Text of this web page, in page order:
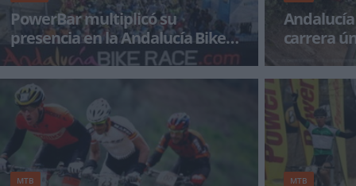
PowerBar multiplicó su
presencia en la Andalucía Bike
Race 2014
La Andalucía Bike Race 2014 ya es historia,
brillante historia hay que subrayar, y PowerBar
formó parte de
carrera
El suelo que
cielo, cada
form
MTB MTB